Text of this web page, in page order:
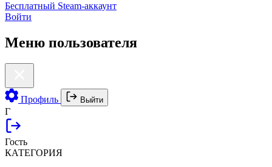
Бесплатный Steam-аккаунт
Войти
Меню пользователя
Профиль Выйти
Г
Гость
КАТЕГОРИЯ